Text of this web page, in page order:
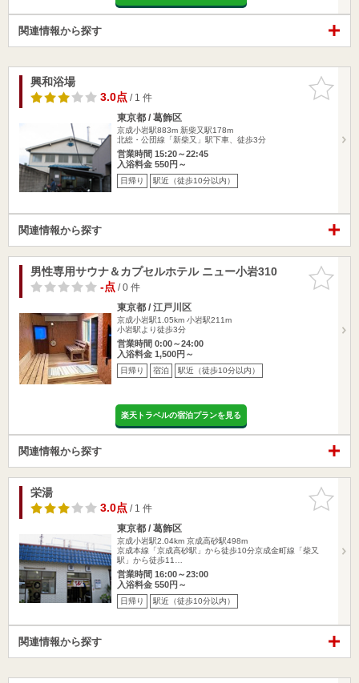
関連情報から探す
お気に入
りに追加
興和浴場
3.0点/ 1 件
東京都 / 葛飾区
京成小岩駅883m 新柴又駅178m
北総・公団線「新柴又」駅下車、徒歩3分
営業時間 15:20～22:45
入浴料金 550円～
日帰り 駅近（徒歩10分以内）
関連情報から探す
お気に入
りに追加
男性専用サウナ＆カプセルホテル ニュー小岩310
-点/ 0 件
東京都 / 江戸川区
京成小岩駅1.05km 小岩駅211m
小岩駅より徒歩3分
営業時間 0:00～24:00
入浴料金 1,500円～
日帰り 宿泊 駅近（徒歩10分以内）
楽天トラベルの宿泊プランを見る
関連情報から探す
お気に入
りに追加
栄湯
3.0点/ 1 件
東京都 / 葛飾区
京成小岩駅2.04km 京成高砂駅498m
京成本線「京成高砂駅」から徒歩10分京成金町線「柴又
駅」から徒歩11…
営業時間 16:00～23:00
入浴料金 550円～
日帰り 駅近（徒歩10分以内）
関連情報から探す